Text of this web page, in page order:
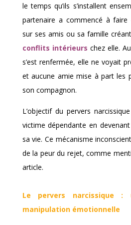
le temps qu’ils s’installent
partenaire a commencé à faire
sur ses amis ou sa famille créant
conflits intérieurs chez elle.
s’est renfermée, elle ne voyait
et aucune amie mise à part les
son compagnon.
L’objectif du pervers
victime dépendante en
sa vie. Ce mécanisme
de la peur du rejet, comme
article.
Le pervers narcissique
manipulation émotionnelle